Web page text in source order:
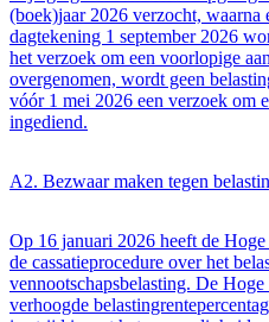
(boek)jaar 2026 verzocht, waarna
dagtekening 1 september 2026
het verzoek om een voorlopige
overgenomen, wordt geen
vóór 1 mei 2026 een verzoek om
ingediend.
A2. Bezwaar maken tegen
Op 16 januari 2026 heeft de
de cassatieprocedure over het
vennootschapsbelasting. De
verhoogde